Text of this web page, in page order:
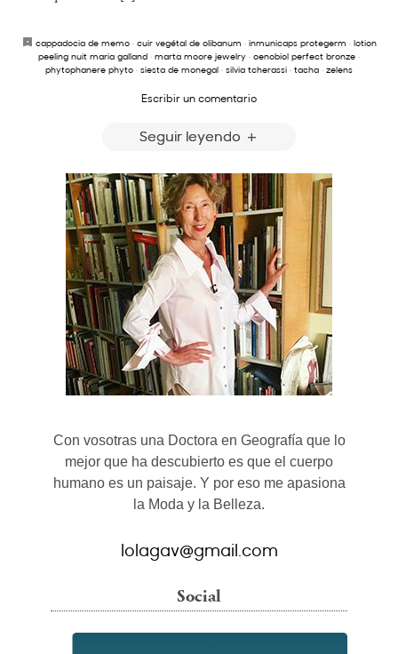
cappadocia de memo· cuir vegétal de olibanum · inmunicaps protegerm · lotion
peeling nuit maria galland · marta moore jewelry · oenobiol perfect bronze ·
phytophanere phyto · siesta de monegal · silvia tcherassi · tacha · zelens
Escribir un comentario
Seguir leyendo
Con vosotras una Doctora en Geografía que lo
mejor que ha descubierto es que el cuerpo
humano es un paisaje. Y por eso me apasiona
la Moda y la Belleza.
lolagav@gmail.com
Social